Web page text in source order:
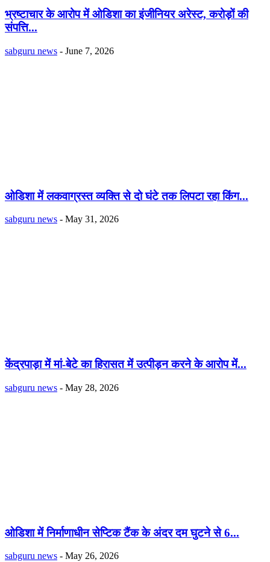
भ्रष्टाचार के आरोप में ओडिशा का इंजीनियर अरेस्ट, करोड़ों की
संपत्ति...
sabguru news - June 7, 2026
ओडिशा में लकवाग्रस्त व्यक्ति से दो घंटे तक लिपटा रहा किंग...
sabguru news - May 31, 2026
केंद्रपाड़ा में मां-बेटे का हिरासत में उत्पीड़न करने के आरोप में...
sabguru news - May 28, 2026
ओडिशा में निर्माणाधीन सेप्टिक टैंक के अंदर दम घुटने से 6...
sabguru news - May 26, 2026